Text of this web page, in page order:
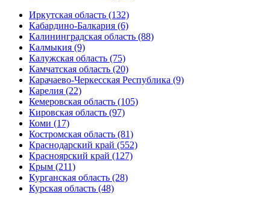
Иркутская область (132)
Кабардино-Балкария (6)
Калининградская область (88)
Калмыкия (9)
Калужская область (75)
Камчатская область (20)
Карачаево-Черкесская Республика (9)
Карелия (22)
Кемеровская область (105)
Кировская область (97)
Коми (17)
Костромская область (81)
Краснодарский край (552)
Красноярский край (127)
Крым (211)
Курганская область (28)
Курская область (48)